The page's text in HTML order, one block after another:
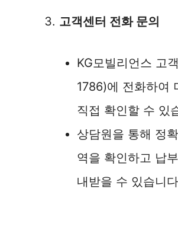
고객센터 전화 문의
KG모빌리언스 고
1786)에 전화하여
직접 확인할 수 있
상담원을 통해 정
역을 확인하고 납
내받을 수 있습니